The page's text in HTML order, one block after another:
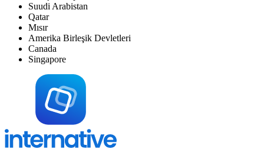
Suudi Arabistan
Qatar
Mısır
Amerika Birleşik Devletleri
Canada
Singapore